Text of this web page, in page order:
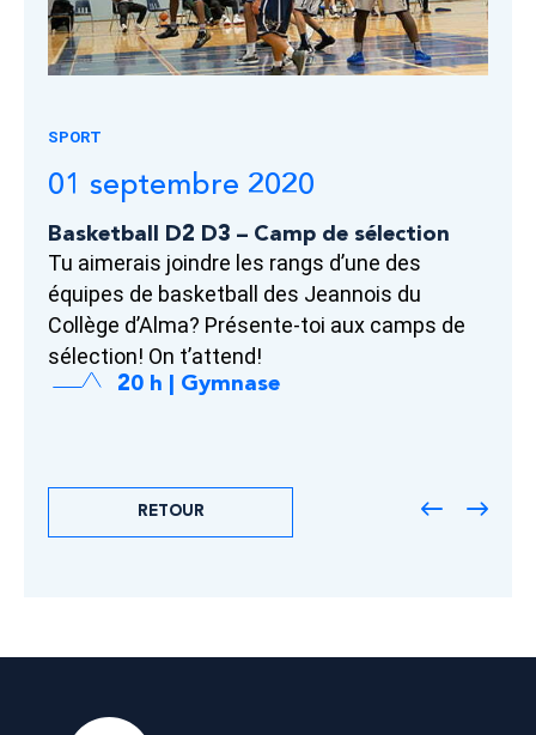
SPORT
01 septembre 2020
Basketball D2 D3 – Camp de sélection
Tu aimerais joindre les rangs d’une des
équipes de basketball des Jeannois du
Collège d’Alma? Présente-toi aux camps de
sélection! On t’attend!
20 h | Gymnase
RETOUR